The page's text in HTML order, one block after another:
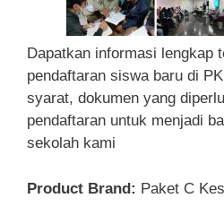
Dapatkan informasi lengkap
pendaftaran siswa baru di
syarat, dokumen yang
pendaftaran untuk menjadi
sekolah kami
Product Brand: Paket C